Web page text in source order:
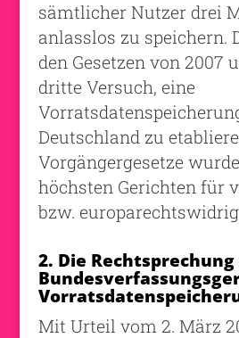
sämtlicher Nutzer drei
anlasslos zu speichern.
den Gesetzen von 2007
dritte Versuch, eine
Deutschland zu
Vorgängergesetze
höchsten Gerichten für
bzw.
2. Die Rechtsprechung
Mit Urteil vom 2. März